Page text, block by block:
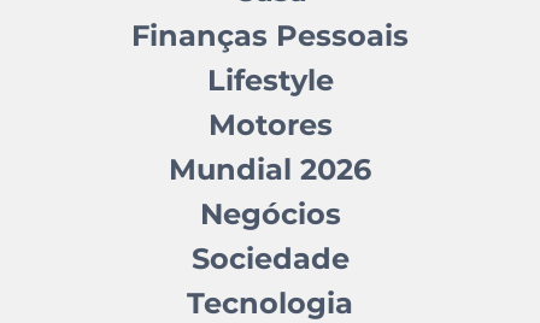
Finanças Pessoais
Lifestyle
Motores
Mundial 2026
Negócios
Sociedade
Tecnologia